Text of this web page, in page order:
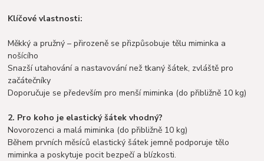
Klíčové vlastnosti:
Měkký a pružný – přirozeně se přizpůsobuje tělu miminka a
nošícího
Snazší utahování a nastavování než tkaný šátek, zvláště pro
začátečníky
Doporučuje se především pro menší miminka (do přibližně 10 kg)
2. Pro koho je elastický šátek vhodný?
Novorozenci a malá miminka (do přibližně 10 kg)
Během prvních měsíců elastický šátek jemně podporuje tělo
miminka a poskytuje pocit bezpečí a blízkosti.